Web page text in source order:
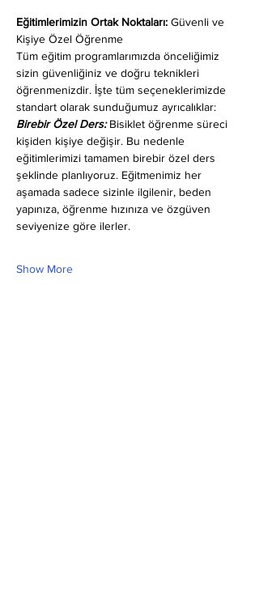
Eğitimlerimizin Ortak Noktaları: Güvenli ve
Kişiye Özel Öğrenme
Tüm eğitim programlarımızda önceliğimiz
sizin güvenliğiniz ve doğru teknikleri
öğrenmenizdir. İşte tüm seçeneklerimizde
standart olarak sunduğumuz ayrıcalıklar:
Birebir Özel Ders: Bisiklet öğrenme süreci
kişiden kişiye değişir. Bu nedenle
eğitimlerimizi tamamen birebir özel ders
şeklinde planlıyoruz. Eğitmenimiz her
aşamada sadece sizinle ilgilenir, beden
yapınıza, öğrenme hızınıza ve özgüven
seviyenize göre ilerler.
Show More